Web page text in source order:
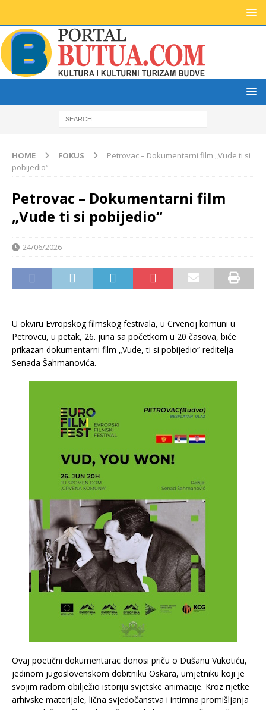
HOME FOKUS
Petrovac – Dokumentarni film „Vude ti si
pobijedio“
Petrovac – Dokumentarni film
„Vude ti si pobijedio“
24/06/2026
U okviru Evropskog filmskog festivala, u Crvenoj komuni u
Petrovcu, u petak, 26. juna sa početkom u 20 časova, biće
prikazan dokumentarni film „Vude, ti si pobijedio“ reditelja
Senada Šahmanovića.
Ovaj poetični dokumentarac donosi priču o Dušanu Vukotiću,
jedinom jugoslovenskom dobitniku Oskara, umjetniku koji je
svojim radom obilježio istoriju svjetske animacije. Kroz rijetke
arhivske materijale, lična svjedočanstva i intimna promišljanja